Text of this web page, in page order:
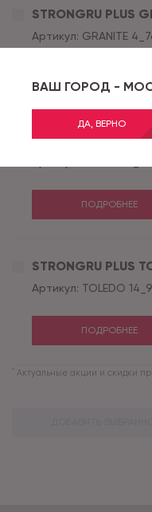
ВАШ ГОРОД -
ДА, ВЕРНО
STRONGRU PLUS
Артикул: GRANITE
STRONGRU PLUS
ПОДРОБНЕЕ
STRONGRU PLUS
Артикул: TOLEDO
ПОДРОБНЕЕ
* Актуальные акции и скидки